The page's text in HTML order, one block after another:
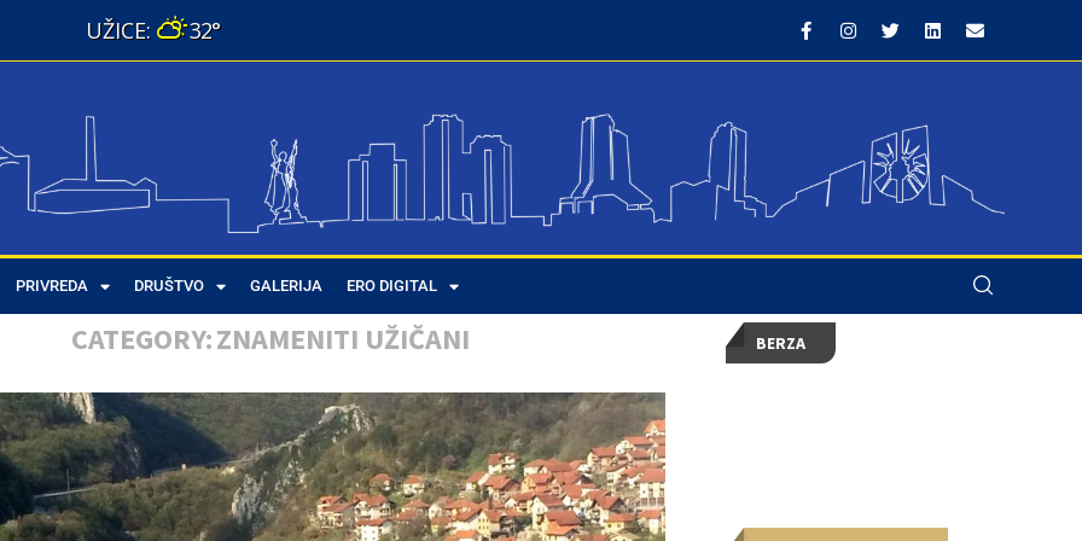
32°
PRIVREDA DRUŠTVO GALERIJA ERO DIGITAL
CATEGORY:ZNAMENITI UŽIČANI BERZA